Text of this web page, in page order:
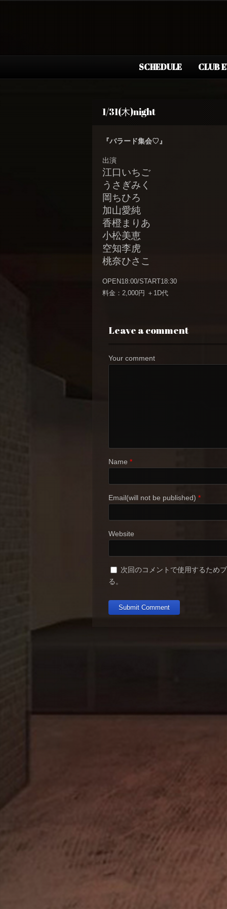
SCHEDULE CLUB
1/31(木)night
『バラード集会♡』
出演
江口いちご
うさぎみく
岡ちひろ
加山愛純
香橙まりあ
小松美恵
空知李虎
桃奈ひさこ
OPEN18:00/START18:30
料金：2,000円 ＋1D代
Leave a comment
Your comment
Name *
Email(will not be published) *
Website
次回のコメントで使用するため
る。